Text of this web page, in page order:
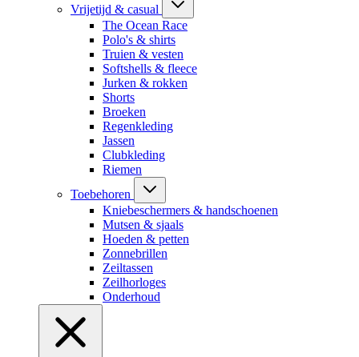
Vrijetijd & casual
The Ocean Race
Polo's & shirts
Truien & vesten
Softshells & fleece
Jurken & rokken
Shorts
Broeken
Regenkleding
Jassen
Clubkleding
Riemen
Toebehoren
Kniebeschermers & handschoenen
Mutsen & sjaals
Hoeden & petten
Zonnebrillen
Zeiltassen
Zeilhorloges
Onderhoud